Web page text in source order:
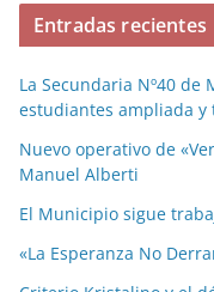
Entradas recientes
La Secundaria Nº40
estudiantes ampliada y
Nuevo operativo de
Manuel Alberti
El Municipio sigue
«La Esperanza No